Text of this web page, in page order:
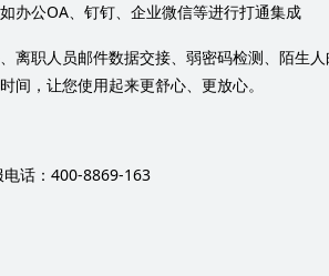
办公OA、钉钉、企业微信等进行打通集成
离职人员邮件数据交接、弱密码检测、陌生
间，让您使用起来更舒心、更放心。
话： 400-8869-163